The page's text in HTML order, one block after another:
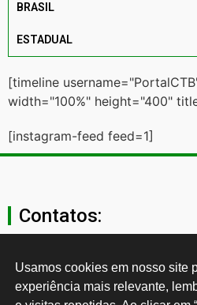
BRASIL
ESTADUAL
[timeline
width="100%" height="400"
[instagram-feed feed=1]
Contatos:
11 3874-
Usamos cookies em nosso site
experiência mais relevante,